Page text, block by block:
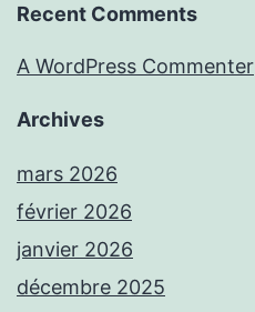
Recent Comments
A WordPress Commenter
Archives
mars 2026
février 2026
janvier 2026
décembre 2025